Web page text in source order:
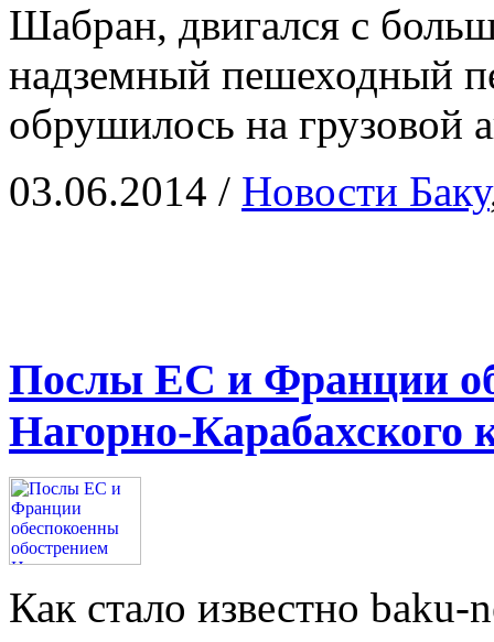
Шабран, двигался с
надземный пешеходный
обрушилось на
03.06.2014 / Новости Баку
Послы ЕС и Франции
Нагорно-Карабахского
Как стало известно